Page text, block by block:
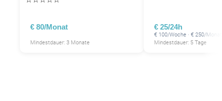
€ 80/Monat
Mindestdauer: 3 Monate
€ 25/24h
€ 100/Woche · € 250/Monat
Mindestdauer: 5 Tage